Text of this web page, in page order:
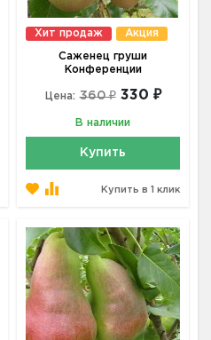
Хит продаж Акция
Саженец груши
Конференции
Цена: 360 ₽ 330 ₽
В наличии
Купить
Купить в 1 клик